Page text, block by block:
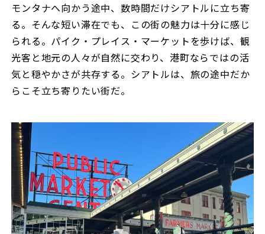
モンタナへ向かう途中、数時間だけシアトルに立ち寄
る。そんな短い滞在でも、この街の魅力は十分に感じ
られる。パイク・プレイス・マーケットを歩けば、観
光客と地元の人々が自然に交わり、港町ならではの活
気と穏やかさが共存する。シアトルは、旅の途中だか
らこそ立ち寄りたい街だ。